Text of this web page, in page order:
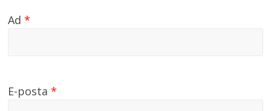
Ad*
E-posta*